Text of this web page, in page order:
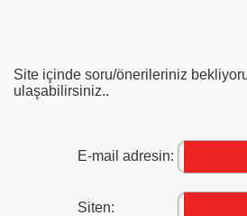
Site içinde soru/önerileriniz
ulaşabilirsiniz..
E-mail adresin:
Siten: